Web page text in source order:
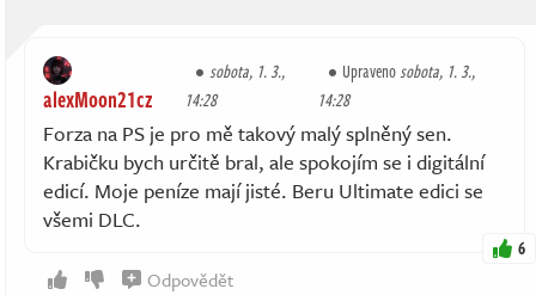
alexMoon21cz
sobota, 1. 3.,
14:28
Upravenosobota, 1. 3.,
14:28
Forza na PS je pro mě takový malý splněný sen.
Krabičku bych určitě bral, ale spokojím se i digitální
edicí. Moje peníze mají jisté. Beru Ultimate edici se
všemi DLC.
6
Odpovědět